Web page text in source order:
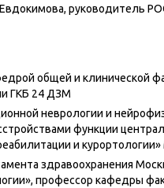
руководитель
общей и клинической
ГКБ 24 ДЗМ
неврологии и
функции
и
здравоохранения
профессор кафедры